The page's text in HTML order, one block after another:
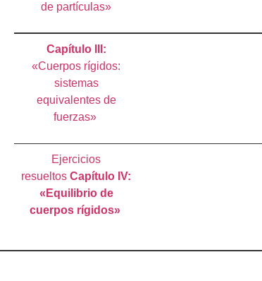
de partículas»
Capítulo III:
«Cuerpos rígidos:
sistemas
equivalentes de
fuerzas»
Ejercicios
resueltosCapítulo IV:
«Equilibrio de
cuerpos rígidos»